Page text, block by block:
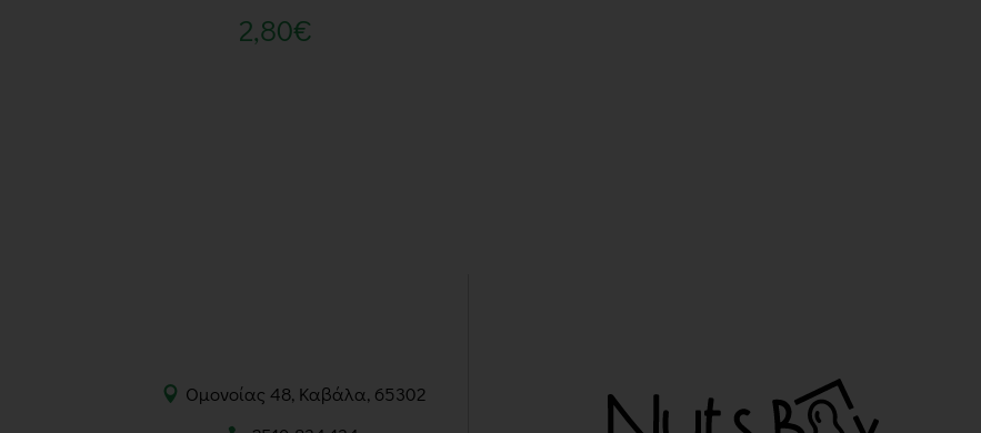
2,80€
Ομονοίας 48, Καβάλα, 65302